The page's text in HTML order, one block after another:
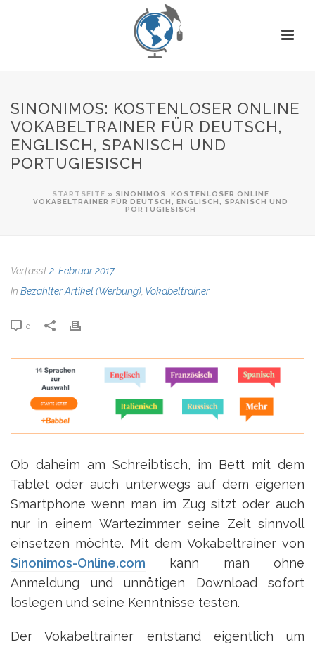
SINONIMOS: KOSTENLOSER ONLINE
VOKABELTRAINER FÜR DEUTSCH,
ENGLISCH, SPANISCH UND
PORTUGIESISCH
STARTSEITE » SINONIMOS: KOSTENLOSER ONLINE
VOKABELTRAINER FÜR DEUTSCH, ENGLISCH, SPANISCH UND
PORTUGIESISCH
Verfasst2. Februar 2017
In Bezahlter Artikel (Werbung) Vokabeltrainer
0
Ob daheim am Schreibtisch, im Bett mit dem
Tablet oder auch unterwegs auf dem eigenen
Smartphone wenn man im Zug sitzt oder auch
nur in einem Wartezimmer seine Zeit sinnvoll
einsetzen möchte. Mit dem Vokabeltrainer von
Sinonimos-Online.com kann man ohne
Anmeldung und unnötigen Download sofort
loslegen und seine Kenntnisse testen.
Der Vokabeltrainer entstand eigentlich um